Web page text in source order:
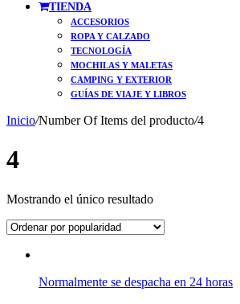
TIENDA
ACCESORIOS
ROPA Y CALZADO
TECNOLOGÍA
MOCHILAS Y MALETAS
CAMPING Y EXTERIOR
GUÍAS DE VIAJE Y LIBROS
Inicio/Number Of Items del producto/4
4
Mostrando el único resultado
Normalmente se despacha en 24 horas